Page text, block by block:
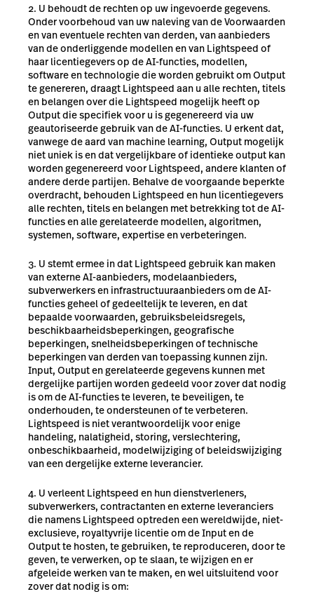
U behoudt de rechten op uw ingevoerde gegevens.
Onder voorbehoud van uw naleving van de Voorwaarden
en van eventuele rechten van derden, van aanbieders
van de onderliggende modellen en van Lightspeed of
haar licentiegevers op de AI-functies, modellen,
software en technologie die worden gebruikt om Output
te genereren, draagt Lightspeed aan u alle rechten, titels
en belangen over die Lightspeed mogelijk heeft op
Output die specifiek voor u is gegenereerd via uw
geautoriseerde gebruik van de AI-functies. U erkent dat,
vanwege de aard van machine learning, Output mogelijk
niet uniek is en dat vergelijkbare of identieke output kan
worden gegenereerd voor Lightspeed, andere klanten of
andere derde partijen. Behalve de voorgaande beperkte
overdracht, behouden Lightspeed en hun licentiegevers
alle rechten, titels en belangen met betrekking tot de AI-
functies en alle gerelateerde modellen, algoritmen,
systemen, software, expertise en verbeteringen.
U stemt ermee in dat Lightspeed gebruik kan maken
van externe AI-aanbieders, modelaanbieders,
subverwerkers en infrastructuuraanbieders om de AI-
functies geheel of gedeeltelijk te leveren, en dat
bepaalde voorwaarden, gebruiksbeleidsregels,
beschikbaarheidsbeperkingen, geografische
beperkingen, snelheidsbeperkingen of technische
beperkingen van derden van toepassing kunnen zijn.
Input, Output en gerelateerde gegevens kunnen met
dergelijke partijen worden gedeeld voor zover dat nodig
is om de AI-functies te leveren, te beveiligen, te
onderhouden, te ondersteunen of te verbeteren.
Lightspeed is niet verantwoordelijk voor enige
handeling, nalatigheid, storing, verslechtering,
onbeschikbaarheid, modelwijziging of beleidswijziging
van een dergelijke externe leverancier.
U verleent Lightspeed en hun dienstverleners,
subverwerkers, contractanten en externe leveranciers
die namens Lightspeed optreden een wereldwijde, niet-
exclusieve, royaltyvrije licentie om de Input en de
Output te hosten, te gebruiken, te reproduceren, door te
geven, te verwerken, op te slaan, te wijzigen en er
afgeleide werken van te maken, en wel uitsluitend voor
zover dat nodig is om: